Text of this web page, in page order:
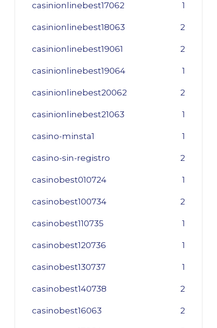
casinionlinebest17062 1
casinionlinebest18063 2
casinionlinebest19061 2
casinionlinebest19064 1
casinionlinebest20062 2
casinionlinebest21063 1
casino-minsta1 1
casino-sin-registro 2
casinobest010724 1
casinobest100734 2
casinobest110735 1
casinobest120736 1
casinobest130737 1
casinobest140738 2
casinobest16063 2